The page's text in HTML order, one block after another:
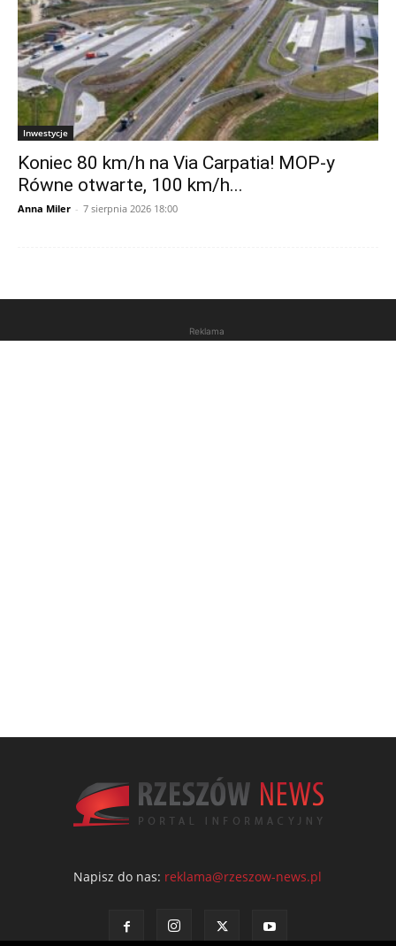
Inwestycje
Koniec 80 km/h na Via Carpatia! MOP-y
Równe otwarte, 100 km/h...
Anna Miler - 7 sierpnia 2026 18:00
Reklama
Napisz do nas: reklama@rzeszow-news.pl